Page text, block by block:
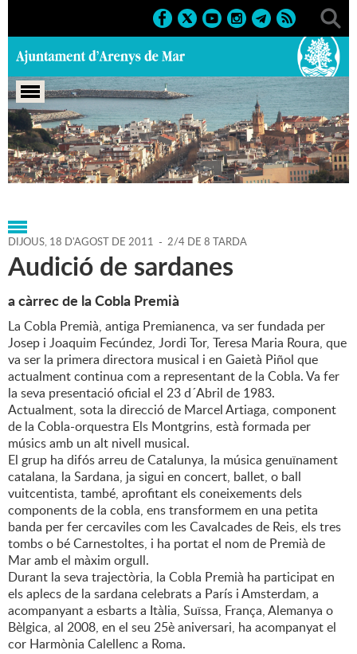
Portada > Agenda > 18-08-
2011 > Marcs > Culturals > 2011 > Sardanes
DIJOUS, 18 D'AGOST DE 2011 - 2/4 DE 8 TARDA
Audició de sardanes
a càrrec de la Cobla Premià
La Cobla Premià, antiga Premianenca, va ser fundada per
Josep i Joaquim Fecúndez, Jordi Tor, Teresa Maria Roura, que
va ser la primera directora musical i en Gaietà Piñol que
actualment continua com a representant de la Cobla. Va fer
la seva presentació oficial el 23 d´Abril de 1983.
Actualment, sota la direcció de Marcel Artiaga, component
de la Cobla-orquestra Els Montgrins, està formada per
músics amb un alt nivell musical.
El grup ha difós arreu de Catalunya, la música genuïnament
catalana, la Sardana, ja sigui en concert, ballet, o ball
vuitcentista, també, aprofitant els coneixements dels
components de la cobla, ens transformem en una petita
banda per fer cercaviles com les Cavalcades de Reis, els tres
tombs o bé Carnestoltes, i ha portat el nom de Premià de
Mar amb el màxim orgull.
Durant la seva trajectòria, la Cobla Premià ha participat en
els aplecs de la sardana celebrats a París i Amsterdam, a
acompanyant a esbarts a Itàlia, Suïssa, França, Alemanya o
Bèlgica, al 2008, en el seu 25è aniversari, ha acompanyat el
cor Harmònia Calellenc a Roma.